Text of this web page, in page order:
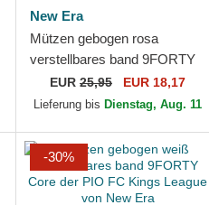
New Era
Mützen gebogen rosa
verstellbares band 9FORTY
Core der Porcinos FC Kings
League von New Era
EUR 25,95 EUR 18,17
Lieferung bis Dienstag, Aug. 11
-30%